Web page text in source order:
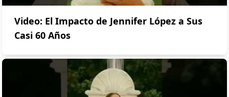
Video: El Impacto de Jennifer López a Sus
Casi 60 Años